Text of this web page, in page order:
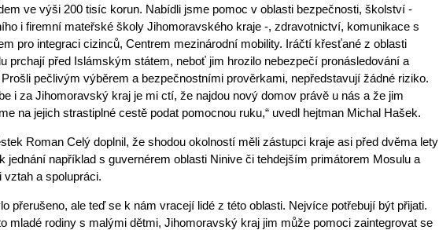
ve výši 200 tisíc korun. Nabídli jsme pomoc v oblasti bezpečnosti, školství -
i firemní mateřské školy Jihomoravského kraje -, zdravotnictví, komunikace s
pro integraci cizinců, Centrem mezinárodní mobility. Iráčtí křesťané z oblasti
prchají před Islámským státem, neboť jim hrozilo nebezpečí pronásledování a
pečlivým výběrem a bezpečnostními prověrkami, nepředstavují žádné riziko.
i za Jihomoravský kraj je mi ctí, že najdou nový domov právě u nás a že jim
na jejich strastiplné cestě podat pomocnou ruku,“ uvedl hejtman Michal Hašek.
Roman Celý doplnil, že shodou okolností měli zástupci kraje asi před dvěma lety
jednání například s guvernérem oblasti Ninive či tehdejším primátorem Mosulu a
vztah a spolupráci.
přerušeno, ale teď se k nám vracejí lidé z této oblasti. Nejvíce potřebují být přijati.
mladé rodiny s malými dětmi, Jihomoravský kraj jim může pomoci zaintegrovat se